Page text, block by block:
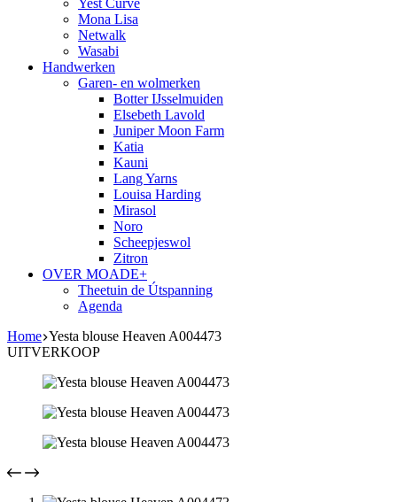
Yest Curve
Mona Lisa
Netwalk
Wasabi
Handwerken
Garen- en wolmerken
Botter IJsselmuiden
Elsebeth Lavold
Juniper Moon Farm
Katia
Kauni
Lang Yarns
Louisa Harding
Mirasol
Noro
Scheepjeswol
Zitron
OVER MOADE+
Theetuin de Útspanning
Agenda
Home Yesta blouse Heaven A004473
UITVERKOOP